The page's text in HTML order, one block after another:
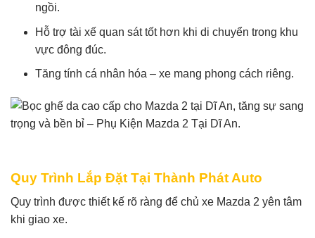
ngồi.
Hỗ trợ tài xế quan sát tốt hơn khi di chuyển trong khu
vực đông đúc.
Tăng tính cá nhân hóa – xe mang phong cách riêng.
Quy Trình Lắp Đặt Tại Thành Phát Auto
Quy trình được thiết kế rõ ràng để chủ xe Mazda 2 yên tâm
khi giao xe.